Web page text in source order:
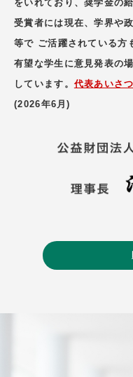
をいれており、奨学金の
受賞者には現在、学界や
等で ご活躍されている方
有望な学生に意見発表の
しています。 代表あいさ
(2026年6月)